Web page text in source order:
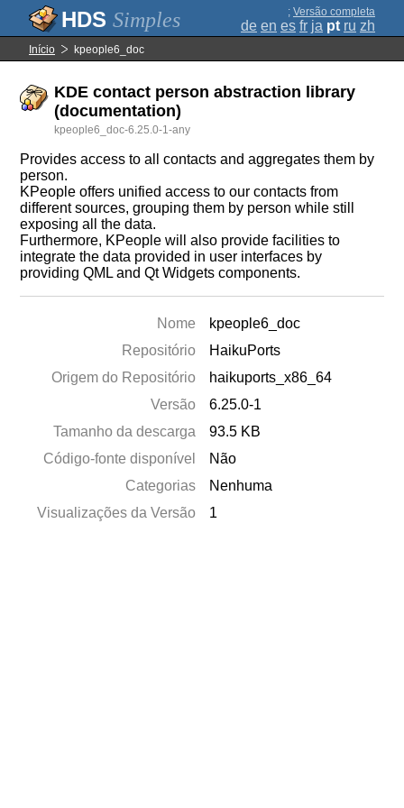
Simples ; Versão completa
de en es fr ja pt ru zh
Início kpeople6_doc
KDE contact person abstraction library
(documentation)
kpeople6_doc-6.25.0-1-any
Provides access to all contacts and aggregates them by
person.
KPeople offers unified access to our contacts from
different sources, grouping them by person while still
exposing all the data.
Furthermore, KPeople will also provide facilities to
integrate the data provided in user interfaces by
providing QML and Qt Widgets components.
Nome
kpeople6_doc
Repositório
HaikuPorts
Origem do Repositório
haikuports_x86_64
Versão
6.25.0-1
Tamanho da descarga
93.5 KB
Código-fonte disponível
Não
Categorias
Nenhuma
Visualizações da Versão
1